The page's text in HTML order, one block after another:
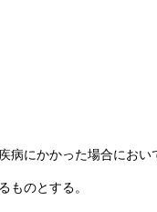
にかかった場合にお
ものとする。